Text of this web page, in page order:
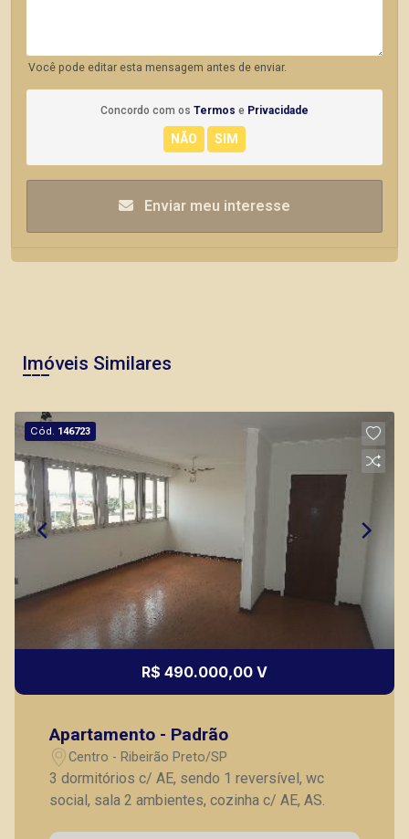
Você pode editar esta mensagem antes de enviar.
Concordo com os Termos e Privacidade
Enviar meu interesse
Imóveis Similares
Cód. 146723
R$ 490.000,00 V
Apartamento - Padrão
Centro - Ribeirão Preto/SP
3 dormitórios c/ AE, sendo 1 reversível, wc
social, sala 2 ambientes, cozinha c/ AE, AS.